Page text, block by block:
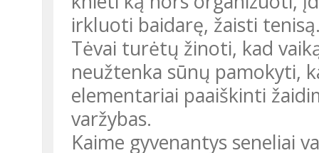
irkluoti baidarę, žaisti
Tėvai turėtų žinoti, kad
neužtenka sūnų pamokyti,
elementariai paaiškinti
varžybas.
Kaime gyvenantys seneliai